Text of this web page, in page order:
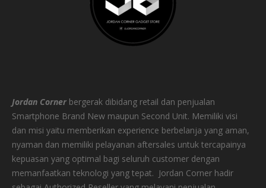
Jordan Corner bergerak dibidang retail dan penjualan
Smartphone Brand New maupun Second Unit. Memiliki visi
dan misi yaitu memberikan experience berbelanja yang aman,
nyaman dan memiliki pelayanan aftersales untuk tercapainya
kepuasan yang optimal bagi seluruh customer dengan
memanfaatkan teknologi yang tepat. Jordan Corner hadir